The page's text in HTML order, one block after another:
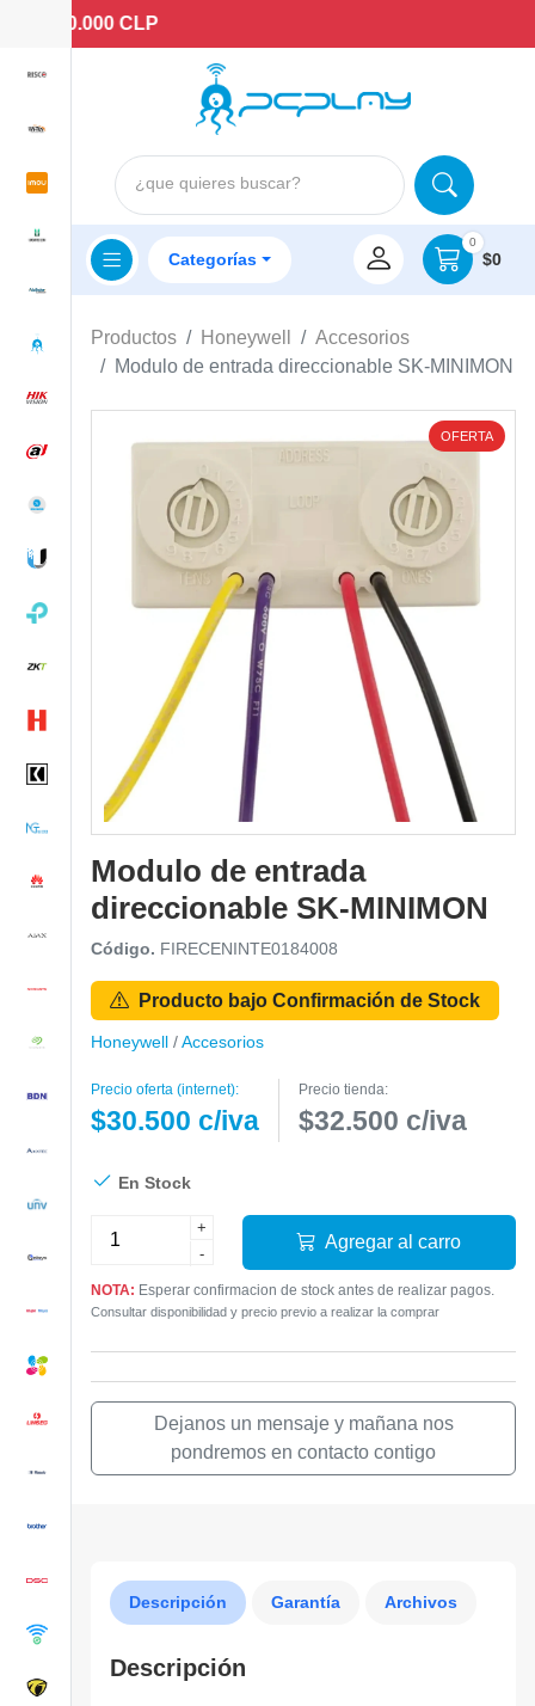
$60.000 CLP
¿que quieres buscar?
Categorías
0
$0
Productos Honeywell
Accesorios
Modulo de entrada direccionable SK-MINIMON
OFERTA
Modulo de entrada
direccionable SK-MINIMON
Código. FIRECENINTE0184008
Producto bajo Confirmación de Stock
Honeywell /Accesorios
Precio oferta (internet):
$30.500 c/iva
Precio tienda:
$32.500 c/iva
En Stock
+
-
Agregar al carro
NOTA: Esperar confirmacion de stock antes de realizar pagos.
Consultar disponibilidad y precio previo a realizar la comprar
Dejanos un mensaje y mañana nos
pondremos en contacto contigo
Descripción Garantía Archivos
Descripción